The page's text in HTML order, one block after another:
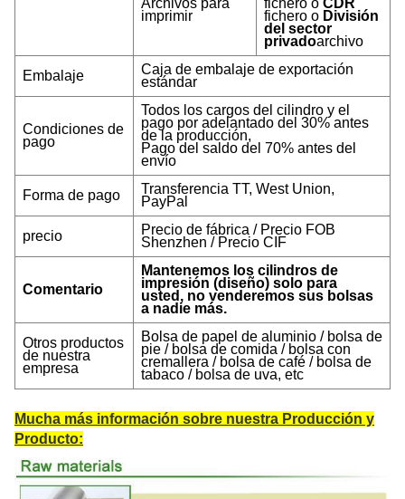
Archivos para
imprimir
fichero o CDR
fichero o División
del sector
privadoarchivo
Embalaje
Caja de embalaje de exportación
estándar
Condiciones de
pago
Todos los cargos del cilindro y el
pago por adelantado del 30% antes
de la producción,
Pago del saldo del 70% antes del
envío
Forma de pago
Transferencia TT, West Union,
PayPal
precio
Precio de fábrica / Precio FOB
Shenzhen / Precio CIF
Comentario
Mantenemos los cilindros de
impresión (diseño) solo para
usted, no venderemos sus bolsas
a nadie más.
Otros productos
de nuestra
empresa
Bolsa de papel de aluminio / bolsa de
pie / bolsa de comida / bolsa con
cremallera / bolsa de café / bolsa de
tabaco / bolsa de uva, etc
Mucha más información sobre nuestra Producción y
Producto: